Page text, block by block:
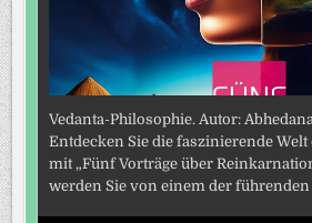
Vedanta-Philosophie. Autor:
Entdecken Sie die faszinierende
mit „Fünf Vorträge über
werden Sie von einem der führenden